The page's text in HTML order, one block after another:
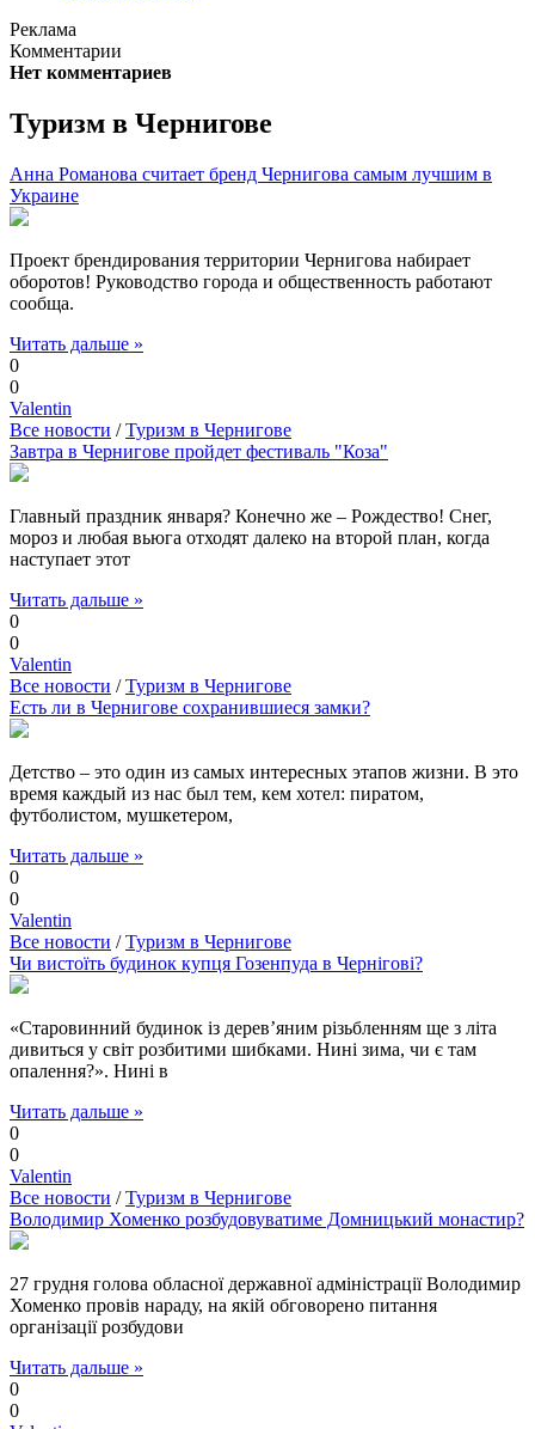
Реклама
Комментарии
Нет комментариев
Туризм в Чернигове
Анна Романова считает бренд Чернигова самым лучшим в
Украине
Проект брендирования территории Чернигова набирает
оборотов! Руководство города и общественность работают
сообща.
Читать дальше »
0
0
Valentin
Все новости /Туризм в Чернигове
Завтра в Чернигове пройдет фестиваль "Коза"
Главный праздник января? Конечно же – Рождество! Снег,
мороз и любая вьюга отходят далеко на второй план, когда
наступает этот
Читать дальше »
0
0
Valentin
Все новости /Туризм в Чернигове
Есть ли в Чернигове сохранившиеся замки?
Детство – это один из самых интересных этапов жизни. В это
время каждый из нас был тем, кем хотел: пиратом,
футболистом, мушкетером,
Читать дальше »
0
0
Valentin
Все новости /Туризм в Чернигове
Чи вистоїть будинок купця Гозенпуда в Чернігові?
«Старовинний будинок із дерев’яним різьбленням ще з літа
дивиться у світ розбитими шибками. Нині зима, чи є там
опалення?». Нині в
Читать дальше »
0
0
Valentin
Все новости /Туризм в Чернигове
Володимир Хоменко розбудовуватиме Домницький монастир?
27 грудня голова обласної державної адміністрації Володимир
Хоменко провів нараду, на якій обговорено питання
організації розбудови
Читать дальше »
0
0